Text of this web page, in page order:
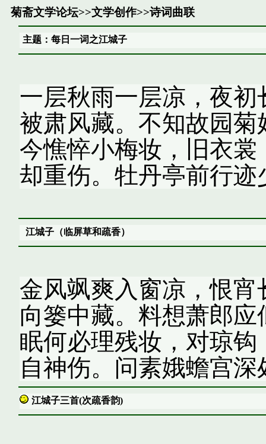
菊斋文学论坛>>文学创作>>诗词曲联
主题：每日一词之江城子
一层秋雨一层凉，夜
被肃风藏。不知故园
今憔悴小梅妆，旧衣
却重伤。牡丹亭前行
江城子（临屏草和疏香）
金风飒爽入窗凉，恨
向篓中藏。料想萧郎
眠何必理残妆，对琼
自神伤。问素娥蟾宫
江城子三首(次疏香韵)